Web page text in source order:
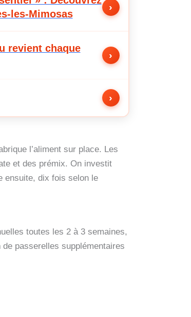
les-Mimosas
›
revient chaque
›
›
l’aliment sur place. Les
et des prémix. On investit
ensuite, dix fois selon le
toutes les 2 à 3 semaines,
passerelles supplémentaires